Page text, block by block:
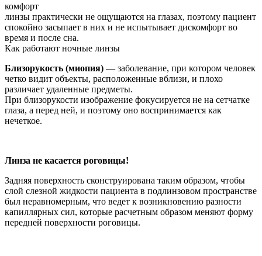
комфорт
линзы практически не ощущаются на глазах, поэтому пациент
спокойно засыпает в них и не испытывает дискомфорт во
время и после сна.
Как работают ночные линзы
Близорукость (миопия) — заболевание, при котором человек
четко видит объекты, расположенные вблизи, и плохо
различает удаленные предметы.
При близорукости изображение фокусируется не на сетчатке
глаза, а перед ней, и поэтому оно воспринимается как
нечеткое.
Линза не касается роговицы!
Задняя поверхность сконструирована таким образом, чтобы
слой слезной жидкости пациента в подлинзовом пространстве
был неравномерным, что ведет к возникновению разности
капиллярных сил, которые расчетным образом меняют форму
передней поверхности роговицы.